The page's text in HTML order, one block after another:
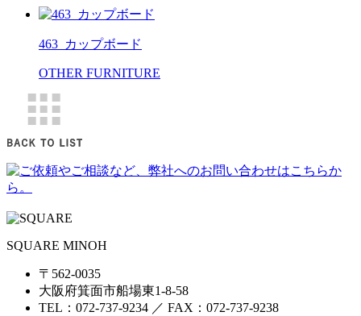
463_カップボード
OTHER FURNITURE
SQUARE MINOH
〒562-0035
大阪府箕面市船場東1-8-58
TEL：072-737-9234 ／ FAX：072-737-9238